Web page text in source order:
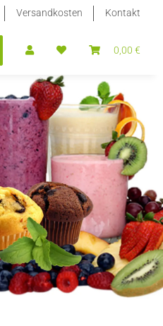
Versandkosten Kontakt
0,00 €
STEVIA FLÜSSIG | STEVIA